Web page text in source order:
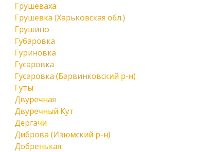
Грушеваха
Грушевка (Харьковская обл.)
Грушино
Губаровка
Гуриновка
Гусаровка
Гусаровка (Барвинковский р-н)
Гуты
Двуречная
Двуречный Кут
Дергачи
Диброва (Изюмский р-н)
Добренькая